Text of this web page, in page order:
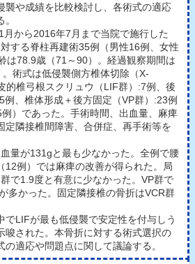
襲や成績を比較検討し、各術式の適応
月から2016年7月まで当院で施行した
する脊柱再建術35例（男性16例、女性
は78.9歳（71～90）。経過観察期間は
術式は低侵襲側方椎体切除（X-
的椎弓根スクリュウ（LIF群）:7例、後
例、椎体形成＋後方固定（VP群）:23例
例）であった。手術時間、出血量、麻痺
定隣接椎間障害、合併症、再手術等を
血量が131gと最も少なかった。全例で腰
12例）では麻痺の改善が得られた。局
で1.9度と有意に少なかった。VP群で
多かった。固定隣接椎の骨折はVCR群
でLIFが最も低侵襲で安定性を付与しう
唆された。本骨折に対する術式選択の
適応や問題点に関して議論する。